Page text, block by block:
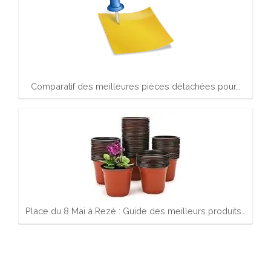
Comparatif des meilleures pièces détachées pour…
Place du 8 Mai à Rezé : Guide des meilleurs produits…